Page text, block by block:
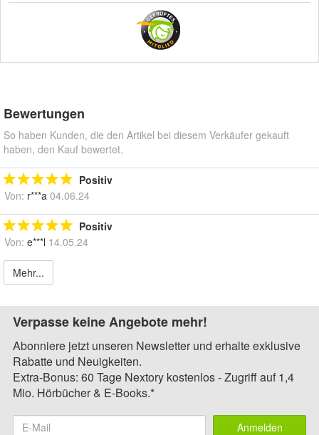
Bewertungen
So haben Kunden, die den Artikel bei diesem Verkäufer gekauft
haben, den Kauf bewertet.
Positiv
Von: r***a 04.06.24
Positiv
Von: e***l 14.05.24
Mehr...
Verpasse keine Angebote mehr!
Abonniere jetzt unseren Newsletter und erhalte exklusive
Rabatte und Neuigkeiten.
Extra-Bonus: 60 Tage Nextory kostenlos - Zugriff auf 1,4
Mio. Hörbücher & E-Books.*
Anmelden